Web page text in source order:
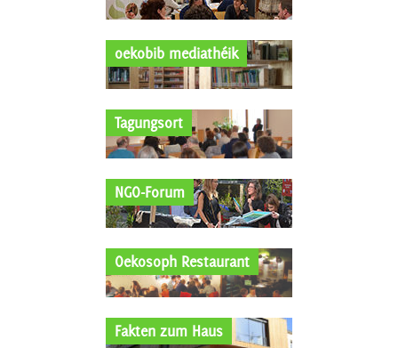
oekobib mediathéik
Tagungsort
NGO-Forum
Oekosoph Restaurant
Fakten zum Haus